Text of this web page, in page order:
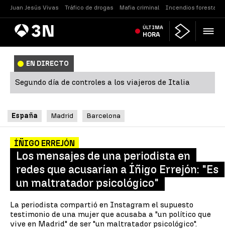
Juan Jesús Vivas Tráfico de drogas Mafia criminal Incendios forestales
AntenaNoticias ÚLTIMA
HORA
EN DIRECTO
Segundo día de controles a los viajeros de Italia
España Madrid Barcelona
ÍÑIGO ERREJÓN
Los mensajes de una periodista en
redes que acusarían a Íñigo Errejón: "Es
un maltratador psicológico"
La periodista compartió en Instagram el supuesto
testimonio de una mujer que acusaba a "un político que
vive en Madrid" de ser "un maltratador psicológico".